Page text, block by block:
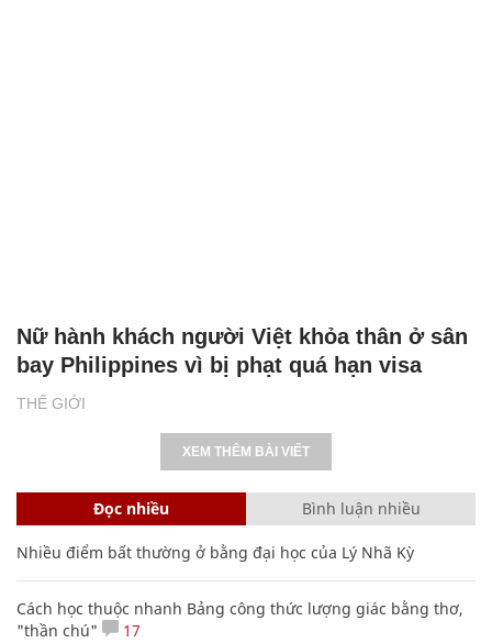
THẾ GIỚI
Nữ hành khách người Việt khỏa thân ở sân
bay Philippines vì bị phạt quá hạn visa
XEM THÊM BÀI VIẾT
Đọc nhiều Bình luận nhiều
Nhiều điểm bất thường ở bằng đại học của Lý Nhã Kỳ
Cách học thuộc nhanh Bảng công thức lượng giác bằng thơ,
"thần chú"
17